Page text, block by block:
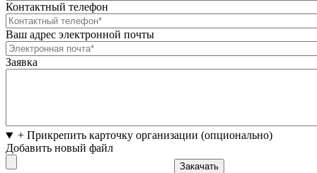
Контактный телефон
Ваш адрес электронной почты
Заявка
+ Прикрепить карточку организации (опционально)
Добавить новый файл